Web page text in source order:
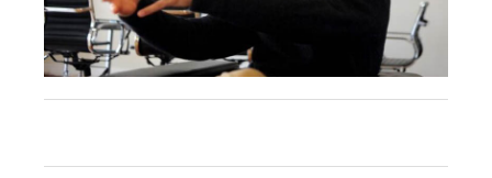
El
único
DIARIO
Balcarce